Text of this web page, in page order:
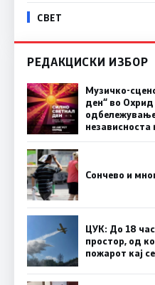
СВЕТ
РЕДАКЦИСКИ ИЗБОР
Музичко-
ден“ во
Сончево и
ЦУК: До 18
простор, од
пожарот кај